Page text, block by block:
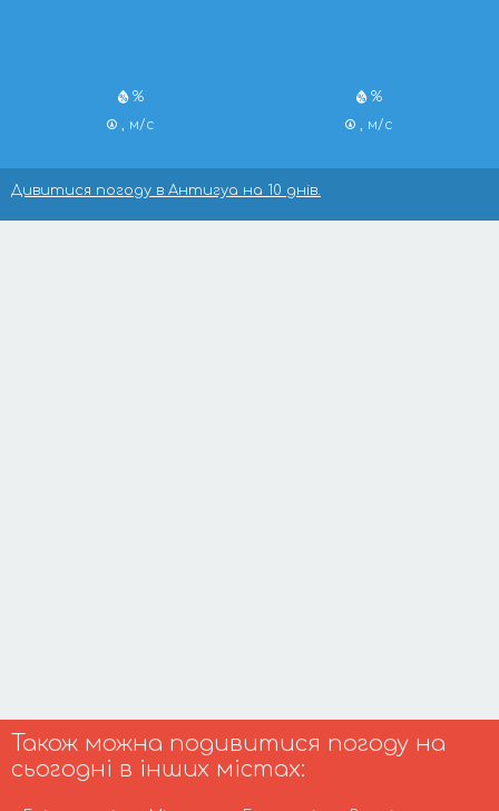
%
, м/с
%
, м/с
Дивитися погоду в Антигуа на 10 днів.
Також можна подивитися погоду на
сьогодні в інших містах: